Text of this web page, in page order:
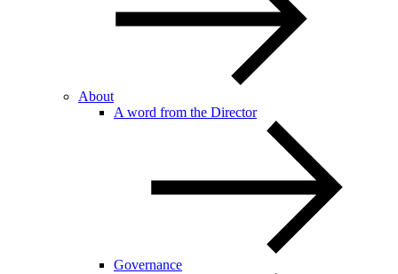
About
A word from the Director
Governance